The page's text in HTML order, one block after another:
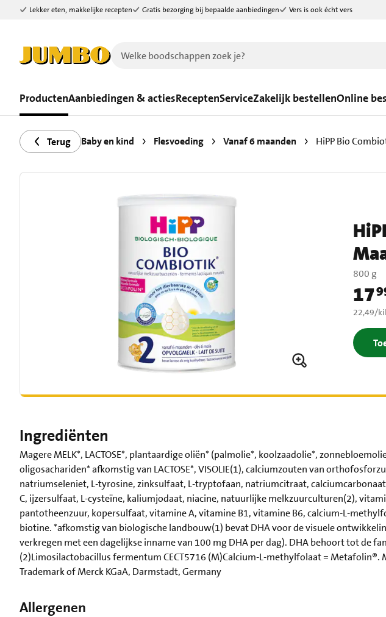
Ga naar zoeken
Ga naar hoofdinhoud
Lekker eten, makkelijke recepten Gratis bezorging bij bepaalde aanbiedingen Vers is ook écht vers
ProductenAanbiedingen & actiesReceptenServiceZakelijk bestellenOnline
Terug Baby en kind Flesvoeding Vanaf 6 maanden HiPP Bio
800 g
Prijs: €
17
€ 22,49
22,49/
Ingrediënten
Magere MELK*, LACTOSE*, plantaardige oliën* (palmolie*, koolzaadolie*,
oligosachariden* afkomstig van LACTOSE*, VISOLIE(1), calciumzouten van
natriumseleniet, L-tyrosine, zinksulfaat, L-tryptofaan, natriumcitraat,
C, ijzersulfaat, L-cysteïne, kaliumjodaat, niacine, natuurlijke melkzuurculturen(2),
pantotheenzuur, kopersulfaat, vitamine A, vitamine B1, vitamine B6, calcium-L-
biotine. *afkomstig van biologische landbouw(1) bevat DHA voor de visuele
verkregen met een dagelijkse inname van 100 mg DHA per dag). DHA behoort tot de
(2)Limosilactobacillus fermentum CECT5716 (M)Calcium-L-methylfolaat = Metafolin®.
Trademark of Merck KGaA, Darmstadt, Germany
Allergenen